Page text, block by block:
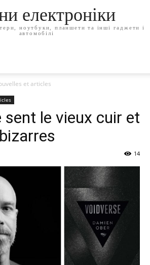
електроніки
ноутбуки, планшети та інші гаджети і
автомобілі
et articles
sent le vieux cuir et
14